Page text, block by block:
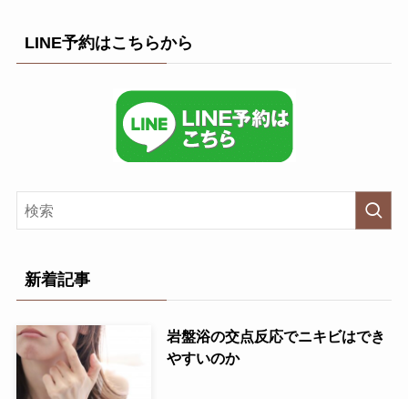
LINE予約はこちらから
新着記事
岩盤浴の交点反応でニキビはでき
やすいのか